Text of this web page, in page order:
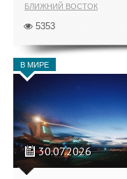
БЛИЖНИЙ ВОСТОК
5353
В МИРЕ
30.07.2026